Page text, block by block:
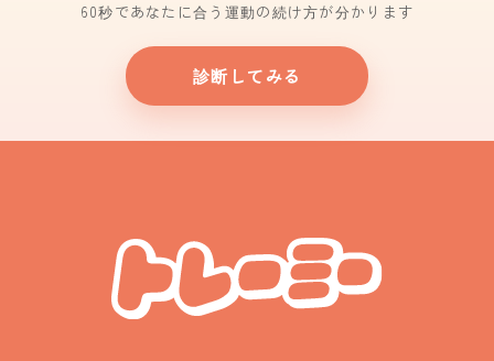
60秒であなたに合う運動の続け方が分かります
診断してみる